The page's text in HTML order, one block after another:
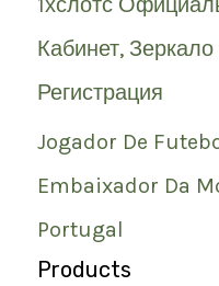
1хслотс
Кабинет,
Регистрация
Jogador De
Embaixador Da
Portugal
Products